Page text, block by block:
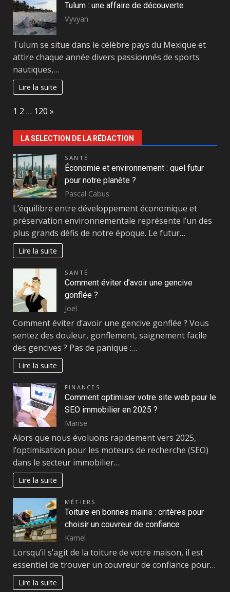
Tulum : une affaire de découverte
Vyvyan
Tulum se situe dans le célèbre pays du Mexique et
attire chaque année divers passionnés de sports
nautiques,…
Lire la suite
Page:
1 2 … 120 Next
»
LA SELECTION DE LA RÉDACTION
SANTÉ
Économie et environnement : quel futur
pour notre planète ?
Pascal Cabus
L’équilibre entre développement économique et
préservation environnementale représente l’un des
plus grands défis de notre époque. Le futur…
Lire la suite
SANTÉ
Comment éviter d’avoir une gencive
gonflée ?
Joel
Comment éviter d’avoir une gencive gonflée ? Vous
sentez des douleur, gonflement, saignement facile
des gencives ? Pas de panique :…
Lire la suite
FINANCES
Comment optimiser votre site web pour le
SEO immobilier en 2025 ?
Marise
Alors que nous évoluons rapidement vers 2025,
l’optimisation pour les moteurs de recherche (SEO)
dans le secteur immobilier…
Lire la suite
MÉTIERS
Toiture en bonnes mains : critères pour
choisir un couvreur de confiance
Kamel
Lorsqu’il s’agit de la toiture de votre maison, il est
essentiel de trouver un couvreur de confiance pour…
Lire la suite